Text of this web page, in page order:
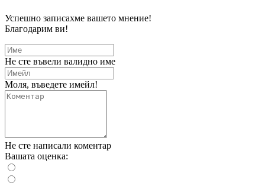
Успешно записахме вашето мнение!
Благодарим ви!
Не сте въвели валидно име
Моля, въведете имейл!
Не сте написали коментар
Вашата оценка: